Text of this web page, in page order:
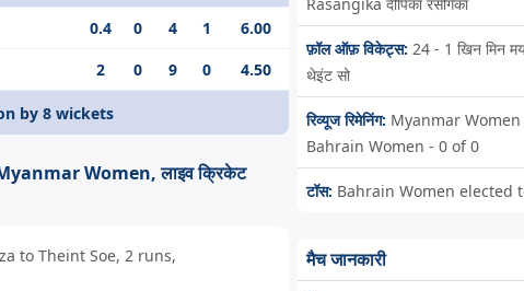
0.4 0 4 1
6.00
2 0 9 0 4.50
by 8 wickets
Women, लाइव क्रिकेट
to Theint Soe, 2 runs,
फ़ॉल ऑफ़ विकेट्स: 24 - 1खिन मिन
थेइंट सो
रिव्यूज रिमेनिंग: Myanmar Women
Bahrain Women - 0 of 0
टॉस: Bahrain Women elected
मैच जानकारी